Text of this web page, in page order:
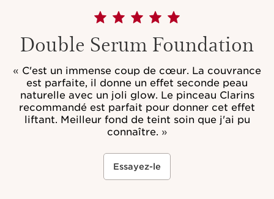
Double Serum Foundation
« C'est un immense coup de cœur. La couvrance
est parfaite, il donne un effet seconde peau
naturelle avec un joli glow. Le pinceau Clarins
recommandé est parfait pour donner cet effet
liftant. Meilleur fond de teint soin que j'ai pu
connaître. »
Essayez-le